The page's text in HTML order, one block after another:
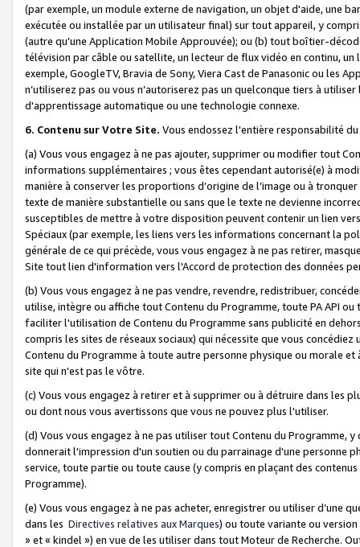
(par exemple, un module externe de navigation, un objet d'aide, une
exécutée ou installée par un utilisateur final) sur tout appareil, y
(autre qu'une Application Mobile Approuvée); ou (b) tout boîtier-
télévision par câble ou satellite, un lecteur de flux vidéo en continu,
exemple, GoogleTV, Bravia de Sony, Viera Cast de Panasonic ou les
n’utiliserez pas ou vous n’autoriserez pas un quelconque tiers à
d'apprentissage automatique ou une technologie connexe.
6. Contenu sur Votre Site. Vous endossez l'entière responsabilité
(a) Vous vous engagez à ne pas ajouter, supprimer ou modifier tout
informations supplémentaires ; vous êtes cependant autorisé(e) à
manière à conserver les proportions d’origine de l’image ou à
texte de manière substantielle ou sans que le texte ne devienne
susceptibles de mettre à votre disposition peuvent contenir un lien
Spéciaux (par exemple, les liens vers les informations concernant la
générale de ce qui précède, vous vous engagez à ne pas retirer,
Site tout lien d'information vers l'Accord de protection des données
(b) Vous vous engagez à ne pas vendre, revendre, redistribuer,
utilise, intègre ou affiche tout Contenu du Programme, toute PA API
faciliter l'utilisation de Contenu du Programme sans publicité en
compris les sites de réseaux sociaux) qui nécessite que vous
Contenu du Programme à toute autre personne physique ou morale
site qui n'est pas le vôtre.
(c) Vous vous engagez à retirer et à supprimer ou à détruire dans les
ou dont nous vous avertissons que vous ne pouvez plus l'utiliser.
(d) Vous vous engagez à ne pas utiliser tout Contenu du Programme,
donnerait l'impression d'un soutien ou du parrainage d'une personne
service, toute partie ou toute cause (y compris en plaçant des
Programme).
(e) Vous vous engagez à ne pas acheter, enregistrer ou utiliser d’une
dans les Directives relatives aux Marques) ou toute variante ou
» et « kindel ») en vue de les utiliser dans tout Moteur de Recherche.